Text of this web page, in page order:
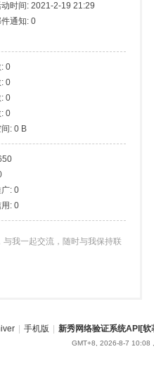
时间: 2021-2-19 21:29
通知: 0
0
0
0
0
: 0 B
: 0
: 0
我一起交流，随时与我保持联
| 手机版 | 新秀网络验证系统API[
GMT+8, 2026-8-7 10:08